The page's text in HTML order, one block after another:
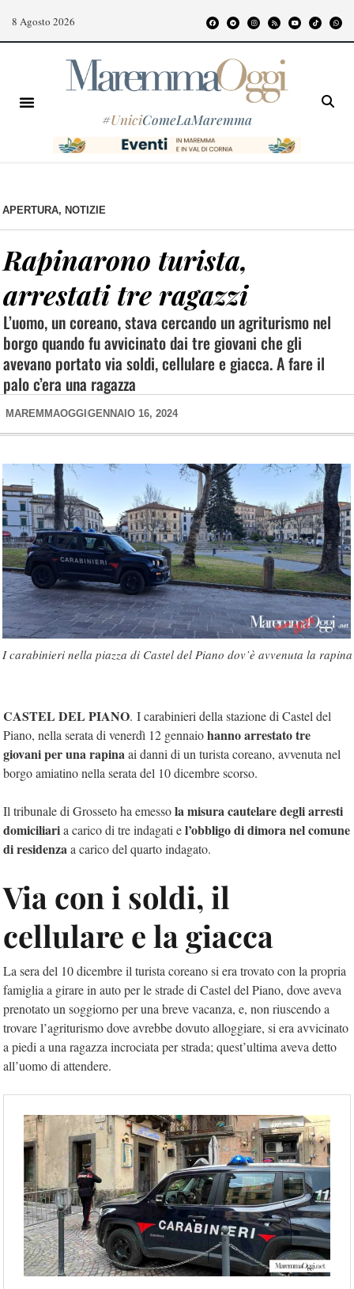
8 Agosto 2026
#UniciComeLaMaremma
APERTURA, NOTIZIE
Rapinarono turista,
arrestati tre ragazzi
L’uomo, un coreano, stava cercando un agriturismo nel
borgo quando fu avvicinato dai tre giovani che gli
avevano portato via soldi, cellulare e giacca. A fare il
palo c’era una ragazza
MAREMMAOGGI GENNAIO 16, 2024
I carabinieri nella piazza di Castel del Piano dov’è avvenuta la rapina
CASTEL DEL PIANO. I carabinieri della stazione di Castel del
Piano, nella serata di venerdì 12 gennaiohanno arrestato tre
giovani per una rapinaai danni di un turista coreano, avvenuta nel
borgo amiatino nella serata del 10 dicembre scorso.
Il tribunale di Grosseto ha emessola misura cautelare degli arresti
domiciliaria carico di tre indagati el’obbligo di dimora nel comune
di residenzaa carico del quarto indagato.
Via con i soldi, il
cellulare e la giacca
La sera del 10 dicembre il turista coreano si era trovato con la propria
famiglia a girare in auto per le strade di Castel del Piano, dove aveva
prenotato un soggiorno per una breve vacanza, e, non riuscendo a
trovare l’agriturismo dove avrebbe dovuto alloggiare, si era avvicinato
a piedi a una ragazza incrociata per strada; quest’ultima aveva detto
all’uomo di attendere.